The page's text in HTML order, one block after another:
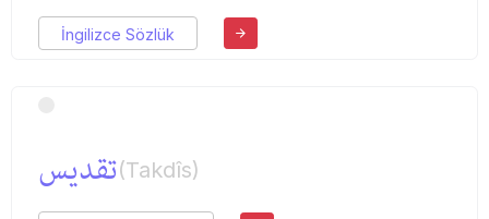
İngilizce Sözlük
تقدیس(Takdîs)